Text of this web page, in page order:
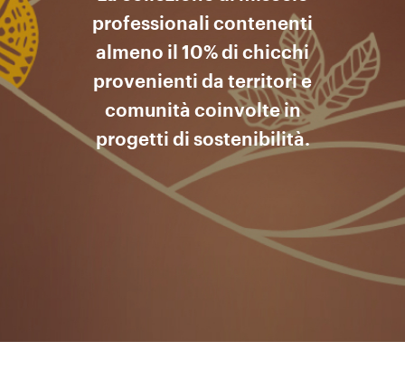
professionali contenenti
almeno il 10% di chicchi
provenienti da territori e
comunità coinvolte in
progetti di sostenibilità.